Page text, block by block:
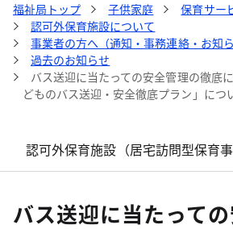
福祉局トップ 子供家庭
保育サー
認可外保育施設について
事業者の方へ（通知・事務連絡・お知ら
過去のお知らせ
バス送迎に当たっての安全管理の徹底
どものバス送迎・安全徹底プラン」につ
認可外保育施設（居宅訪問型保育
バス送迎に当たって